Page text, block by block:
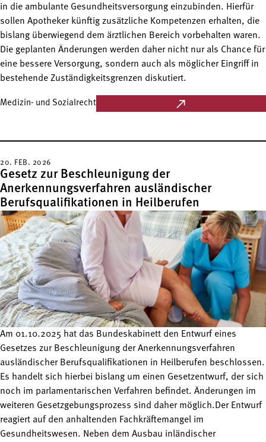
in die ambulante Gesundheitsversorgung einzubinden. Hierfür
sollen Apotheker künftig zusätzliche Kompetenzen erhalten, die
bislang überwiegend dem ärztlichen Bereich vorbehalten waren.
Die geplanten Änderungen werden daher nicht nur als Chance für
eine bessere Versorgung, sondern auch als möglicher Eingriff in
bestehende Zuständigkeitsgrenzen diskutiert.
Medizin- und Sozialrecht
20. FEB. 2026
Gesetz zur Beschleunigung der
Anerkennungsverfahren ausländischer
Berufsqualifikationen in Heilberufen
Am 01.10.2025 hat das Bundeskabinett den Entwurf eines
Gesetzes zur Beschleunigung der Anerkennungsverfahren
ausländischer Berufsqualifikationen in Heilberufen beschlossen.
Es handelt sich hierbei bislang um einen Gesetzentwurf, der sich
noch im parlamentarischen Verfahren befindet. Änderungen im
weiteren Gesetzgebungsprozess sind daher möglich.Der Entwurf
reagiert auf den anhaltenden Fachkräftemangel im
Gesundheitswesen. Neben dem Ausbau inländischer